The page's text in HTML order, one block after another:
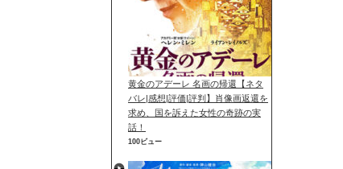
黄金のアデーレ 名画の帰還【ネタ
バレ|感想|評価|評判】肖像画返還を
求め、国を訴えた女性の奇跡の実
話！
100ビュー